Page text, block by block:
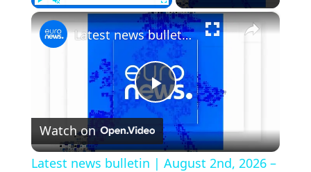
Play Unmute Fullscreen ×
Play
Video
Latest news bulletin | August 2nd, 2026 – Morning
Watch on
Latest news bulletin | August 2nd, 2026 –